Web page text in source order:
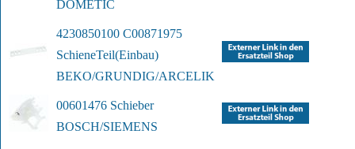
DOMETIC
4230850100 C00871975
SchieneTeil(Einbau)
BEKO/GRUNDIG/ARCELIK
00601476 Schieber
BOSCH/SIEMENS